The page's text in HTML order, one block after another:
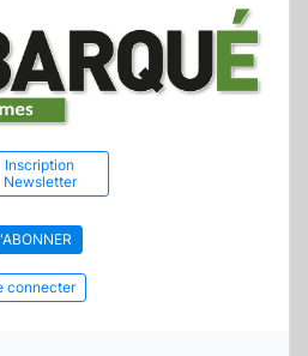
Inscription
Newsletter
connecter